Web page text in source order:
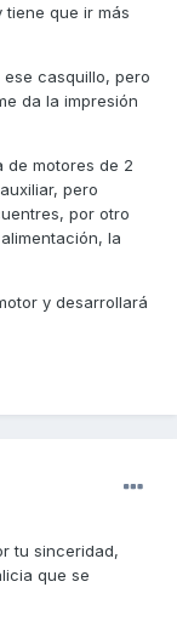
que ir más
casquillo, pero
da la impresión
de motores de 2
pero
por otro
la
y desarrollará
tu sinceridad,
que se